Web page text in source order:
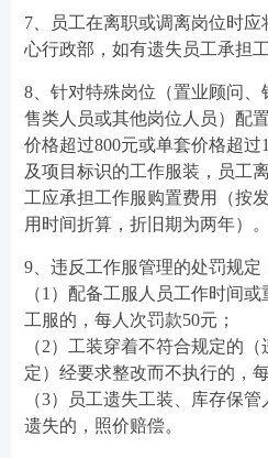
7、员工在离职或调离岗位时
心行政部，如有遗失员工承担
8、针对特殊岗位（置业顾问
售类人员或其他岗位人员）配
价格超过800元或单套价格超过
及项目标识的工作服装，员工
工应承担工作服购置费用（按
用时间折算，折旧期为两年）。
9、违反工作服管理的处罚规定
（1）配备工服人员工作时间
工服的，每人次罚款50元；
（2）工装穿着不符合规定的
定）经要求整改而不执行的，
（3）员工遗失工装、库存保
遗失的，照价赔偿。